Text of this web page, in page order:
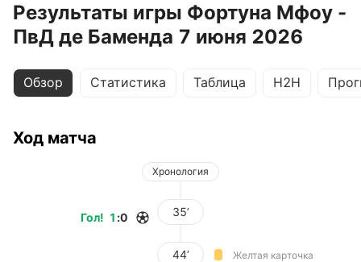
Результаты игры Фортуна Мфоу -
ПвД де Баменда 7 июня 2026
Обзор Статистика Таблица H2H
Ход матча
Хронология
Гол! 1 :0 35’
44’ Желтая карточка